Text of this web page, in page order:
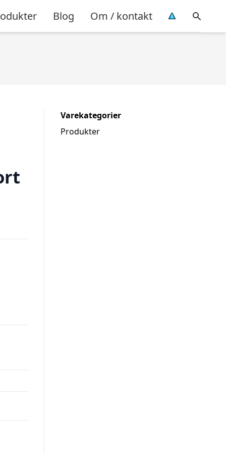
Blog Om / kontakt
Varekategorier
Produkter